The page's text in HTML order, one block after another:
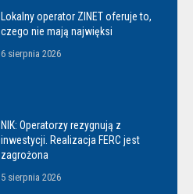
Lokalny operator ZINET oferuje to,
czego nie mają najwięksi
6 sierpnia 2026
NIK: Operatorzy rezygnują z
inwestycji. Realizacja FERC jest
zagrożona
5 sierpnia 2026